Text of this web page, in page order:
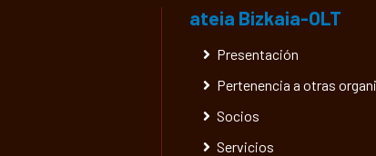
ateia Bizkaia-OLT
Presentación
Pertenencia a otras
Socios
Servicios